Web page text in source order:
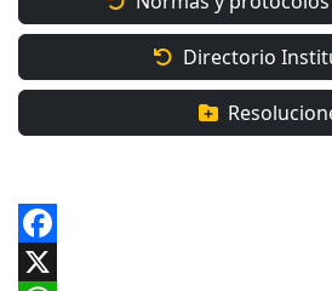
Directorio
Facebook